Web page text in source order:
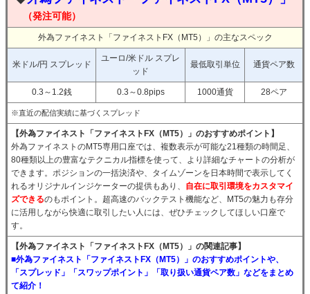
（発注可能）
外為ファイネスト「ファイネストFX（MT5）」の主なスペック
米ドル/円 スプレッド
ユーロ/米ドル スプレ
ッド
最低取引単位 通貨ペア数
0.3～1.2銭 0.3～0.8pips 1000通貨 28ペア
※直近の配信実績に基づくスプレッド
【外為ファイネスト「ファイネストFX（MT5）」のおすすめポイント】
外為ファイネストのMT5専用口座では、複数表示が可能な21種類の時間足、
80種類以上の豊富なテクニカル指標を使って、より詳細なチャートの分析が
できます。ポジションの一括決済や、タイムゾーンを日本時間で表示してく
れるオリジナルインジケーターの提供もあり、 自在に取引環境をカスタマイ
ズできるのもポイント。超高速のバックテスト機能など、MT5の魅力も存分
に活用しながら快適に取引したい人には、ぜひチェックしてほしい口座で
す。
【外為ファイネスト「ファイネストFX（MT5）」の関連記事】
■外為ファイネスト「ファイネストFX（MT5）」のおすすめポイントや、
「スプレッド」「スワップポイント」「取り扱い通貨ペア数」などをまとめ
て紹介！